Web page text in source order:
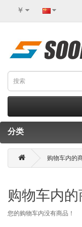
￥
分类
购物车内的
购物车内的
您的购物车内没有商品！